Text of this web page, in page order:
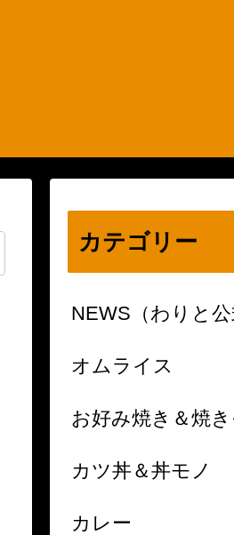
カテゴリー
NEWS（わりと公
オムライス
お好み焼き＆焼
カツ丼＆丼モノ
カレー